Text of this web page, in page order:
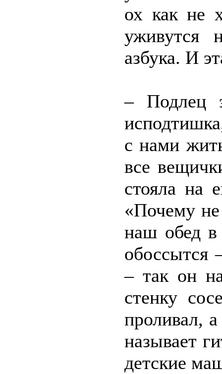
ох как не
уживутся
азбука. И
– Подлец
с нами
все
стояла на
«Почему
наш обед в
обоссытся
– так он
стенку
проливал,
называет
детские